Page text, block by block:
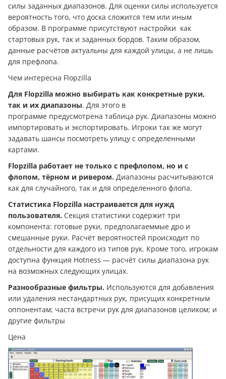
силы заданных диапазонов. Для оценки силы используется
вероятность того, что доска сложится тем или иным
образом. В программе присутствуют настройки как
стартовых рук, так и заданных бордов. Таким образом,
данные расчётов актуальны для каждой улицы, а не лишь
для префлопа.
Чем интересна Flopzilla
Для Flopzilla можно выбирать как конкретные руки,
так и их диапазоны. Для этого в
программе предусмотрена таблица рук. Диапазоны можно
импортировать и экспортировать. Игроки так же могут
задавать шансы посмотреть улицу с определенными
картами.
Flopzilla работает не только с префлопом, но и с
флопом, тёрном и ривером. Диапазоны расчитываются
как для случайного, так и для определенного флопа.
Статистика Flopzilla настраивается для нужд
пользователя. Секция статистики содержит три
компонента: готовые руки, предполагаеммые дро и
смешанные руки. Расчёт вероятностей происходит по
отдельности для каждого из типов рук. Кроме того, игрокам
доступна функция Hotness — расчёт силы диапазона рук
на возможных следующих улицах.
Разнообразные фильтры. Используются для добавления
или удаления нестандартных рук, присущих конкретным
оппонентам; часта встречи рук для диапазонов целиком; и
другие фильтры
Цена